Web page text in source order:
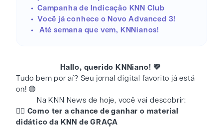
Campanha de Indicação KNN Club
Você já conhece o Novo Advanced 3!
Até semana que vem, KNNianos!
Hallo, querido KNNiano! 💜
Tudo bem por aí? Seu jornal digital favorito já está
on! 🟢
Na KNN News de hoje, você vai descobrir:
👉🏻 Como ter a chance de ganhar o material
didático da KNN de GRAÇA